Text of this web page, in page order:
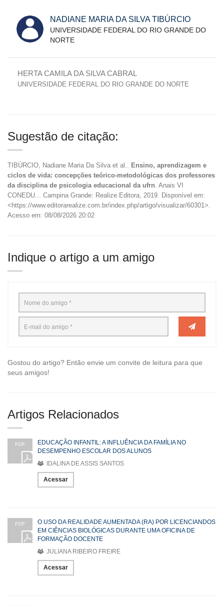
NADIANE MARIA DA SILVA TIBÚRCIO
UNIVERSIDADE FEDERAL DO RIO GRANDE DO
NORTE
HERTA CAMILA DA SILVA CABRAL
UNIVERSIDADE FEDERAL DO RIO GRANDE DO NORTE
Sugestão de citação:
TIBÚRCIO, Nadiane Maria Da Silva et al.. Ensino, aprendizagem e
ciclos de vida: concepções teórico-metodológicas dos professores
da disciplina de psicologia educacional da ufrn. Anais VI
CONEDU... Campina Grande: Realize Editora, 2019. Disponível em:
<https://www.editorarealize.com.br/index.php/artigo/visualizar/60301>.
Acesso em: 08/08/2026 20:02
Indique o artigo a um amigo
Gostou do artigo? Então envie um convite de leitura para que
seus amigos!
Artigos Relacionados
PDF
EDUCAÇÃO INFANTIL: A INFLUÊNCIA DA FAMÍLIA NO
DESEMPENHO ESCOLAR DOS ALUNOS
IDALINA DE ASSIS SANTOS
Acessar
PDF
O USO DA REALIDADE AUMENTADA (RA) POR LICENCIANDOS
EM CIÊNCIAS BIOLÓGICAS DURANTE UMA OFICINA DE
FORMAÇÃO DOCENTE
JULIANA RIBEIRO FREIRE
Acessar